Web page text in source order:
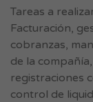
Tareas a
Facturación,
cobranzas,
de la
registraciones
control de